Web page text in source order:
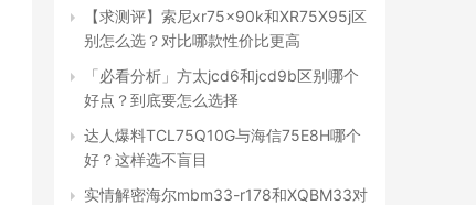
【求测评】索尼xr75x90k和XR75X95j区
别怎么选？对比哪款性价比更高
「必看分析」方太jcd6和jcd9b区别哪个
好点？到底要怎么选择
达人爆料TCL75Q10G与海信75E8H哪个
好？这样选不盲目
实情解密海尔mbm33-r178和XQBM33对